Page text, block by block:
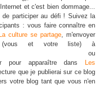
et c'est bien dommage...
participer au défi ! Suivez la
: vous faire connaître en
La culture se partage, m'envoyer
(vous et votre liste) à
ou
pour apparaître dans
Les
que je publierai sur ce blog
votre blog tant que vous n'en